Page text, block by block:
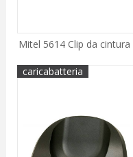
Mitel 5614 Clip da cintura
caricabatteria